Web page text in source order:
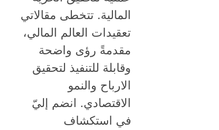
المالية. تتخطى مقالاتي
تعقيدات العالم المالي،
مقدمةً رؤى واضحة
وقابلة للتنفيذ لتحقيق
الارباح والنمو
الاقتصادي. انضم إليّ
في استكشاف